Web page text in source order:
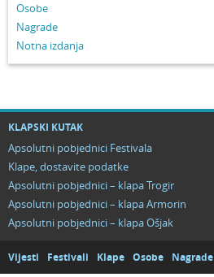
Osobe
Nagrade
Notna izdanja
KLAPSKI KUTAK
Apsolutni pobjednici Festivala
Klape, dostavite podatke
Apsolutni pobjednici – klapa Trogir
Apsolutni pobjednici – klapa Armorin
Apsolutni pobjednici – klapa Ošjak
Vijesti Festivali Klape Osobe Nagrade